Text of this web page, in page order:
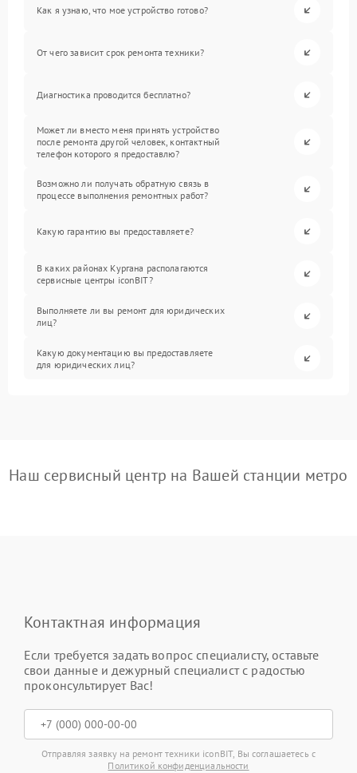
Как я узнаю, что мое устройство готово?
От чего зависит срок ремонта техники?
Диагностика проводится бесплатно?
Может ли вместо меня принять устройство
после ремонта другой человек, контактный
телефон которого я предоставлю?
Возможно ли получать обратную связь в
процессе выполнения ремонтных работ?
Какую гарантию вы предоставляете?
В каких районах Кургана располагаются
сервисные центры iconBIT?
Выполняете ли вы ремонт для юридических
лиц?
Какую документацию вы предоставляете
для юридических лиц?
Наш сервисный центр на Вашей станции метро
Контактная информация
Если требуется задать вопрос специалисту, оставьте
свои данные и дежурный специалист с радостью
проконсультирует Вас!
Отправляя заявку на ремонт техники iconBIT, Вы соглашаетесь с
Политикой конфиденциальности